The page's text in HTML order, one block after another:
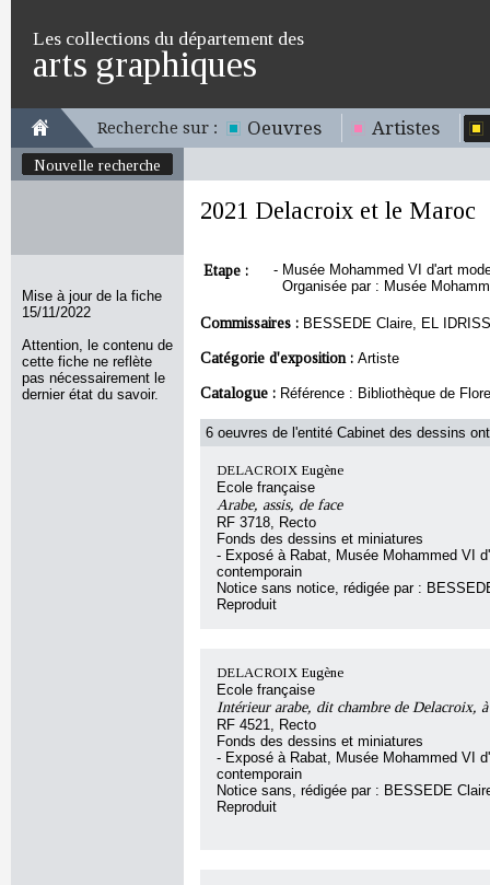
Les collections du département des
arts graphiques
Recherche sur : Oeuvres Artistes
Nouvelle recherche
Mise à jour de la fiche
15/11/2022
Attention, le contenu de
cette fiche ne reflète
pas nécessairement le
dernier état du savoir.
2021 Delacroix et le Maroc
Etape : - Musée Mohammed VI d'art
Organisée par : Musée
Commissaires : BESSEDE Claire, EL
Catégorie d'exposition : Artiste
Catalogue : Référence : Bibliothèque de
6 oeuvres de l'entité Cabinet des dessins
DELACROIX Eugène
Ecole française
Arabe, assis, de face
RF 3718, Recto
Fonds des dessins et miniatures
- Exposé à Rabat, Musée Mohammed VI
contemporain
Notice sans notice, rédigée par :
Reproduit
DELACROIX Eugène
Ecole française
Intérieur arabe, dit chambre de Delacroix,
RF 4521, Recto
Fonds des dessins et miniatures
- Exposé à Rabat, Musée Mohammed VI
contemporain
Notice sans, rédigée par : BESSEDE
Reproduit